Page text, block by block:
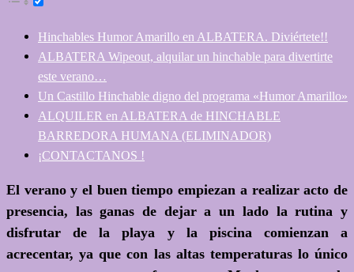
Hinchables Humor Amarillo en ALBATERA. Diviértete!!
ALBATERA Wipeout, alquilar un hinchable para divertirte
este verano…
Un Castillo Hinchable digno del programa «Humor Amarillo»
ALQUILER en ALBATERA de HINCHABLE
BARREDORA HUMANA (ELIMINADOR)
¡CONTACTANOS !
El verano y el buen tiempo empiezan a realizar acto de
presencia, las ganas de dejar a un lado la rutina y
disfrutar de la playa y la piscina comienzan a
acrecentar, ya que con las altas temperaturas lo único